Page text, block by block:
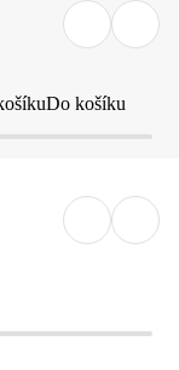
Do košíku